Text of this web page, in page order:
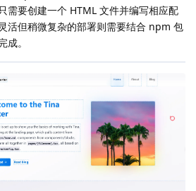
需要创建一个 HTML 文件并编写相应配
活但稍微复杂的部署则需要结合 npm 包
成。